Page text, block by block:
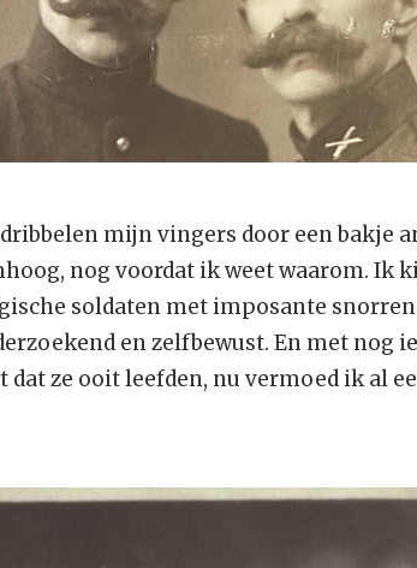
mijn vingers door een bakje
nog voordat ik weet waarom. Ik
soldaten met imposante
en zelfbewust. En met nog
ze ooit leefden, nu vermoed ik al